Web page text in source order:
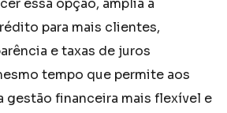
essa opção, amplia a
para mais clientes,
e taxas de juros
tempo que permite aos
gestão financeira mais flexível e